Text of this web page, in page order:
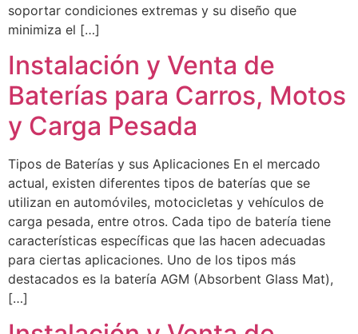
soportar condiciones extremas y su diseño que
minimiza el […]
Instalación y Venta de
Baterías para Carros, Motos
y Carga Pesada
Tipos de Baterías y sus Aplicaciones En el mercado
actual, existen diferentes tipos de baterías que se
utilizan en automóviles, motocicletas y vehículos de
carga pesada, entre otros. Cada tipo de batería tiene
características específicas que las hacen adecuadas
para ciertas aplicaciones. Uno de los tipos más
destacados es la batería AGM (Absorbent Glass Mat),
[…]